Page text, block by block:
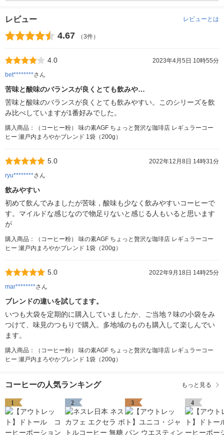
レビュー レビューとは
4.67 （3件）
4.0
2023年4月5日 10時55分
bet********さん
苦味と酸味のバランスが良くとても飲みや…
苦味と酸味のバランスが良くとても飲みやすい。このシリーズを飲
み比べしていますが1番好みでした。
購入商品：（コーヒー粉） 味の素AGF ちょっと贅沢な珈琲店 レギュラーコー
ヒー 瀬戸内まろやかブレンド 1袋（200g）
5.0
2022年12月8日 14時31分
ryu********さん
飲みやすい
初めて飲んでみましたが苦味，酸味も少なく飲みやすいコーヒーで
す。マイルドな感じなので物足りないと感じる人もいると思います
が
購入商品：（コーヒー粉） 味の素AGF ちょっと贅沢な珈琲店 レギュラーコー
ヒー 瀬戸内まろやかブレンド 1袋（200g）
5.0
2022年9月18日 14時25分
mar********さん
ブレンドの違いを試してます。
いつも大袋を定期的に購入していましたか、ご当地？味の小袋をみ
つけて、味見のつもりで購入。多地域のものも購入して楽しんでい
ます。
購入商品：（コーヒー粉） 味の素AGF ちょっと贅沢な珈琲店 レギュラーコー
ヒー 瀬戸内まろやかブレンド 1袋（200g）
コーヒーの人気ランキング もっと見る
1 2 3 4